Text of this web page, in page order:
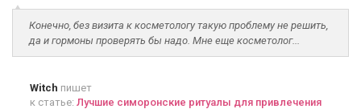
Конечно, без визита к косметологу такую проблему не решить,
да и гормоны проверять бы надо. Мне еще косметолог...
Witch пишет
к статье: Лучшие симоронские ритуалы для привлечения